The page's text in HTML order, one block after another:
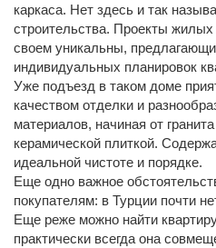
каркаса. Нет здесь и так
строительства. Проекты
своем уникальны,
индивидуальных планировок
Уже подъезд в таком доме
качеством отделки и
материалов, начиная от
керамической плиткой.
идеальной чистоте и порядке.
Еще одно важное
покупателям: в Турции почти
Еще реже можно найти
практически всегда она